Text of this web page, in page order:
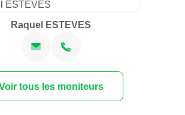
Raquel ESTEVES
tous les moniteurs